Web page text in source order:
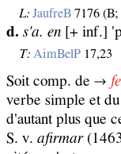
L: JaufreB 7176 (B;
d. s'a. en [+ inf.]
T: AimBelP 17,23
Soit comp. de →
verbe simple et
d'autant plus que
S. v. afirmar